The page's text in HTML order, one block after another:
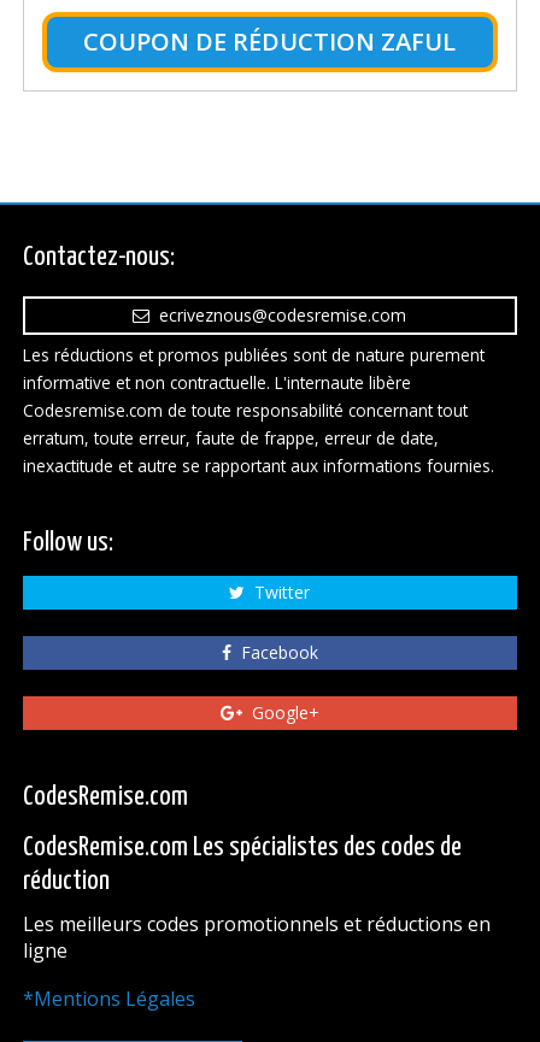
COUPON DE RÉDUCTION ZAFUL
Contactez-nous:
ecriveznous@codesremise.com
Les réductions et promos publiées sont de nature purement
informative et non contractuelle. L'internaute libère
Codesremise.com de toute responsabilité concernant tout
erratum, toute erreur, faute de frappe, erreur de date,
inexactitude et autre se rapportant aux informations fournies.
Follow us:
Twitter
Facebook
Google+
CodesRemise.com
CodesRemise.com Les spécialistes des codes de
réduction
Les meilleurs codes promotionnels et réductions en
ligne
*Mentions Légales